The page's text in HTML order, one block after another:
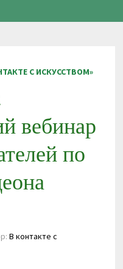
С ИСКУССТВОМ»
вебинар
по
В контакте с